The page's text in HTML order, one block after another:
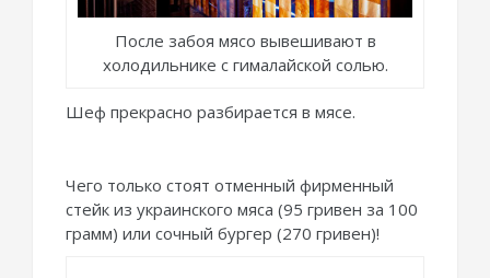
После забоя мясо вывешивают в
холодильнике с гималайской солью.
Шеф прекрасно разбирается в мясе.
Чего только стоят отменный фирменный
стейк из украинского мяса (95 гривен за 100
грамм) или сочный бургер (270 гривен)!